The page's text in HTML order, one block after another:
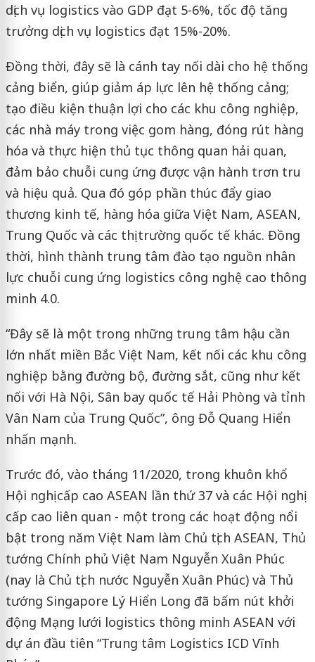
dịch vụ logistics vào GDP đạt 5-6%, tốc độ tăng
trưởng dịch vụ logistics đạt 15%-20%.
Đồng thời, đây sẽ là cánh tay nối dài cho hệ thống
cảng biển, giúp giảm áp lực lên hệ thống cảng;
tạo điều kiện thuận lợi cho các khu công nghiệp,
các nhà máy trong việc gom hàng, đóng rút hàng
hóa và thực hiện thủ tục thông quan hải quan,
đảm bảo chuỗi cung ứng được vận hành trơn tru
và hiệu quả. Qua đó góp phần thúc đẩy giao
thương kinh tế, hàng hóa giữa Việt Nam, ASEAN,
Trung Quốc và các thị trường quốc tế khác. Đồng
thời, hình thành trung tâm đào tạo nguồn nhân
lực chuỗi cung ứng logistics công nghệ cao thông
minh 4.0.
“Đây sẽ là một trong những trung tâm hậu cần
lớn nhất miền Bắc Việt Nam, kết nối các khu công
nghiệp bằng đường bộ, đường sắt, cũng như kết
nối với Hà Nội, Sân bay quốc tế Hải Phòng và tỉnh
Vân Nam của Trung Quốc”, ông Đỗ Quang Hiển
nhấn mạnh.
Trước đó, vào tháng 11/2020, trong khuôn khổ
Hội nghị cấp cao ASEAN lần thứ 37 và các Hội nghị
cấp cao liên quan - một trong các hoạt động nổi
bật trong năm Việt Nam làm Chủ tịch ASEAN, Thủ
tướng Chính phủ Việt Nam Nguyễn Xuân Phúc
(nay là Chủ tịch nước Nguyễn Xuân Phúc) và Thủ
tướng Singapore Lý Hiển Long đã bấm nút khởi
động Mạng lưới logistics thông minh ASEAN với
dự án đầu tiên “Trung tâm Logistics ICD Vĩnh